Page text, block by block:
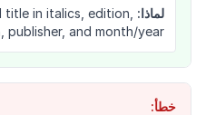
لماذا: in italics, edition,
and month/year.
خطأ: